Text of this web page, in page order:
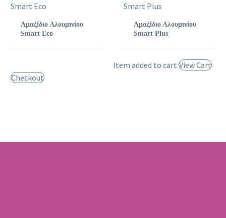
Αμαξίδιο Αλουμινίου
Smart Eco
Αμαξίδιο Αλουμινίου
Smart Plus
Item added to cart View Cart
Checkout